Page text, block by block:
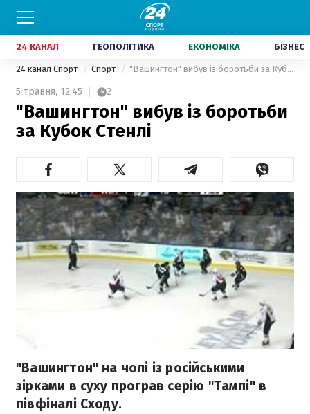
24 КАНАЛ ГЕОПОЛІТИКА ЕКОНОМІКА БІЗНЕС
24 канал Спорт Спорт "Вашингтон" вибув із боротьби за Кубок Стенлі
5 травня, 12:45 2
"Вашингтон" вибув із боротьби
за Кубок Стенлі
"Вашингтон" на чолі із російськими
зірками в суху програв серію "Тампі" в
півфіналі Сходу.